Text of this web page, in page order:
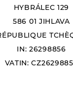
HYBRÁLEC 129
586 01 JIHLAVA
IN: 26298856
VATIN: